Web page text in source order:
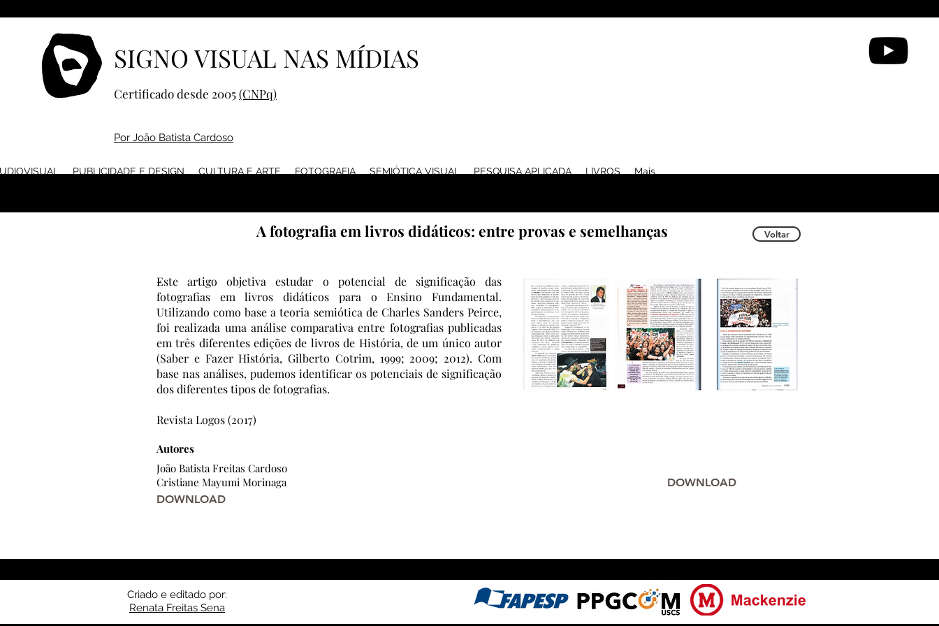
SIGNO VISUAL NAS MÍDIAS
Certificado desde 2005(CNPq)
Por João Batista Cardoso
PUBLICIDADE E DESIGN CULTURA E ARTE FOTOGRAFIA SEMIÓTICA VISUAL PESQUISA APLICADA LIVROS Mais
A fotografia em livros didáticos: entre provas e semelhanças Voltar
-
Este artigo objetiva estudar o potencial de significação das
fotografias em livros didáticos para o Ensino Fundamental.
Utilizando como base a teoria semiótica de Charles Sanders Peirce,
foi realizada uma análise comparativa entre fotografias publicadas
em três diferentes edições de livros de História, de um único autor
(Saber e Fazer História, Gilberto Cotrim, 1999; 2009; 2012). Com
base nas análises, pudemos identificar os potenciais de significação
dos diferentes tipos de fotografias.
Revista Logos (2017)
Autores
João Batista Freitas Cardoso
Cristiane Mayumi Morinaga
DOWNLOAD
DOWNLOAD
Criado e editado por:
Renata Freitas Sena